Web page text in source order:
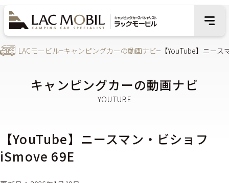
LACモービル キャンピングカーの動画ナビ 【YouTube】ニー
キャンピングカーの動画ナビ
【YouTube】ニースマン・ビショフ
iSmove 69E